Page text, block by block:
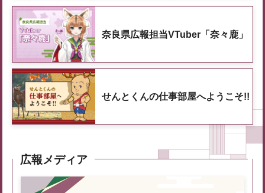
奈良県広報担当VTuber「奈々鹿」
せんとくんの仕事部屋へようこそ!!
広報メディア